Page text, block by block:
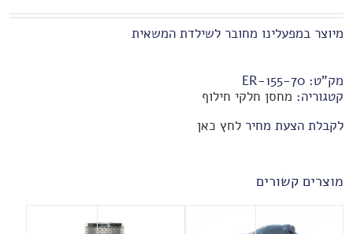
מיוצר במפעלינו מחובר לשילדת המשאית
מק"ט: 70-ER-155
קטגוריה: מחסן חלקי חילוף
לקבלת הצעת מחיר לחץ כאן
מוצרים קשורים